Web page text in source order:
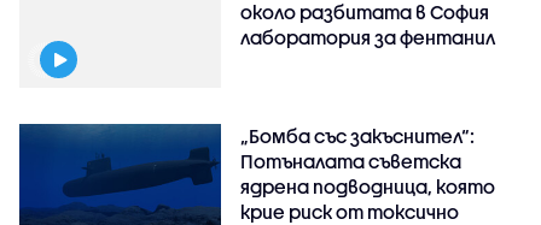
около разбитата в София
лаборатория за фентанил
„Бомба със закъснител“:
Потъналата съветска
ядрена подводница, която
крие риск от токсично